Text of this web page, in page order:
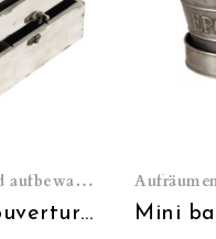
Aufräumen und aufbewahren
Boîte à 2 ouvertures "Ma petite épicerie"